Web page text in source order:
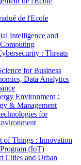
de l'Ecole
Intelligence and
: Threats
for Business
Data Analytics
Environment :
& Management
for
of Things : Innovation
(IoT)
Cities and Urban